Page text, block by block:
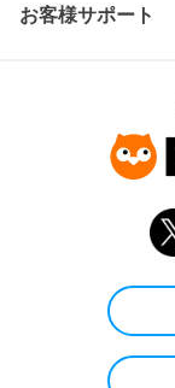
お客様サポート